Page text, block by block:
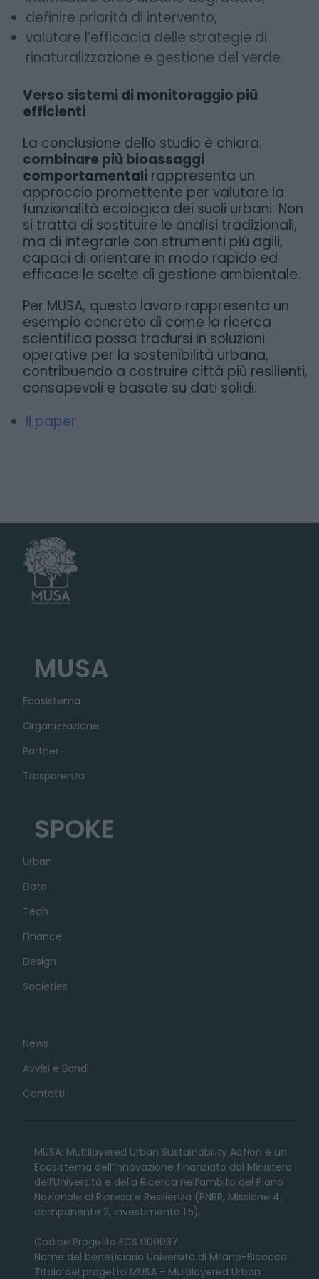
definire priorità di intervento,
valutare l’efficacia delle strategie di
rinaturalizzazione e gestione del verde.
Verso sistemi di monitoraggio più
efficienti
La conclusione dello studio è chiara:
combinare più bioassaggi
comportamentali rappresenta un
approccio promettente per valutare la
funzionalità ecologica dei suoli urbani. Non
si tratta di sostituire le analisi tradizionali,
ma di integrarle con strumenti più agili,
capaci di orientare in modo rapido ed
efficace le scelte di gestione ambientale.
Per MUSA, questo lavoro rappresenta un
esempio concreto di come la ricerca
scientifica possa tradursi in soluzioni
operative per la sostenibilità urbana,
contribuendo a costruire città più resilienti,
consapevoli e basate su dati solidi.
Il paper
MUSA
Ecosistema
Organizzazione
Partner
Trasparenza
SPOKE
Urban
Data
Tech
Finance
Design
Societies
News
Avvisi e Bandi
Contatti
MUSA: Multilayered Urban Sustainability Action è un
Ecosistema dell’Innovazione finanziato dal Ministero
dell’Università e della Ricerca nell’ambito del Piano
Nazionale di Ripresa e Resilienza (PNRR, Missione 4,
componente 2, investimento 1.5).
Codice Progetto ECS 000037
Nome del beneficiario Università di Milano-Bicocca
Titolo del progetto MUSA - Multilayered Urban